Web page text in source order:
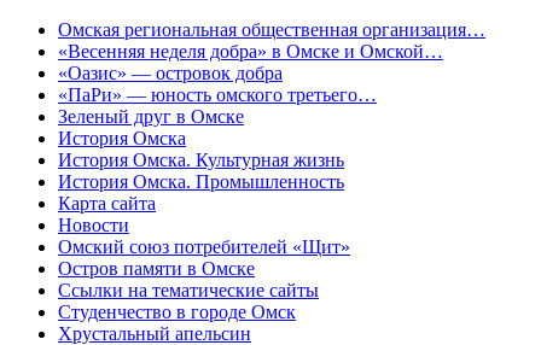
Омская региональная общественная организация…
«Весенняя неделя добра» в Омске и Омской…
«Оазис» — островок добра
«ПаРи» — юность омского третьего…
Зеленый друг в Омске
История Омска
История Омска. Культурная жизнь
История Омска. Промышленность
Карта сайта
Новости
Омский союз потребителей «Щит»
Остров памяти в Омске
Ссылки на тематические сайты
Студенчество в городе Омск
Хрустальный апельсин